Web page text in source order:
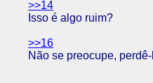
>>14
Isso é algo ruim?
>>16
Não se preocupe,